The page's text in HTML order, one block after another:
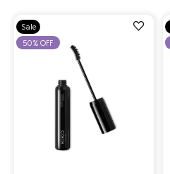
הוספה
Sale
50% OFF